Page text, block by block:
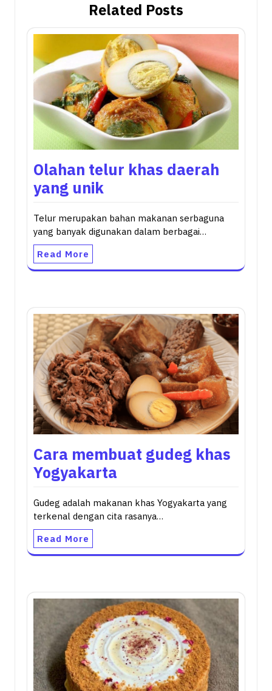
Related Posts
Olahan telur khas daerah
yang unik
Telur merupakan bahan makanan serbaguna
yang banyak digunakan dalam berbagai…
Read More
Cara membuat gudeg khas
Yogyakarta
Gudeg adalah makanan khas Yogyakarta yang
terkenal dengan cita rasanya…
Read More